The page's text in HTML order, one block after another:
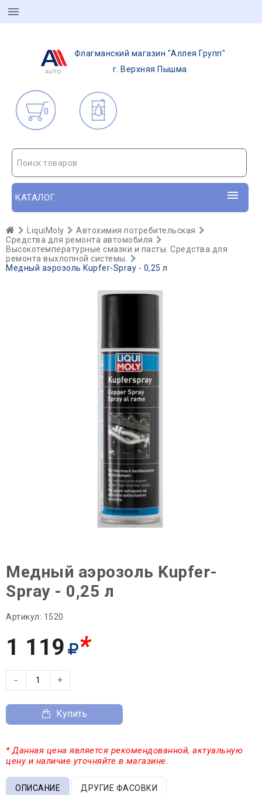
Флагманский магазин "Аллея Групп"
г. Верхняя Пышма
0
Поиск товаров
КАТАЛОГ
LiquiMoly
Автохимия потребительская
Средства для ремонта автомобиля
Высокотемпературные смазки и пасты. Средства для
ремонта выхлопной системы.
Медный аэрозоль Kupfer-Spray - 0,25 л
Медный аэрозоль Kupfer-
Spray - 0,25 л
Артикул: 1520
1 119 *
− +
Купить
* Данная цена является рекомендованной, актуальную
цену и наличие уточняйте в магазине.
ОПИСАНИЕ ДРУГИЕ ФАСОВКИ